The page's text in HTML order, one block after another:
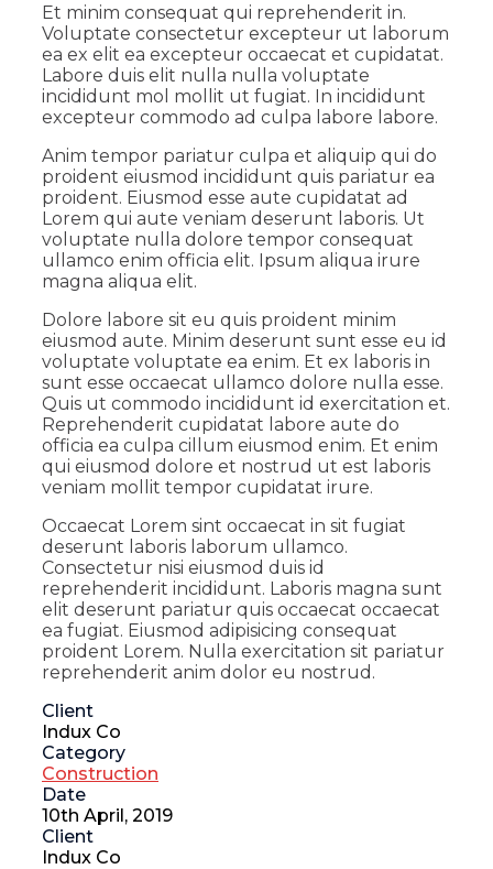
Et minim consequat qui reprehenderit in.
Voluptate consectetur excepteur ut laborum
ea ex elit ea excepteur occaecat et cupidatat.
Labore duis elit nulla nulla voluptate
incididunt mol mollit ut fugiat. In incididunt
excepteur commodo ad culpa labore labore.
Anim tempor pariatur culpa et aliquip qui do
proident eiusmod incididunt quis pariatur ea
proident. Eiusmod esse aute cupidatat ad
Lorem qui aute veniam deserunt laboris. Ut
voluptate nulla dolore tempor consequat
ullamco enim officia elit. Ipsum aliqua irure
magna aliqua elit.
Dolore labore sit eu quis proident minim
eiusmod aute. Minim deserunt sunt esse eu id
voluptate voluptate ea enim. Et ex laboris in
sunt esse occaecat ullamco dolore nulla esse.
Quis ut commodo incididunt id exercitation et.
Reprehenderit cupidatat labore aute do
officia ea culpa cillum eiusmod enim. Et enim
qui eiusmod dolore et nostrud ut est laboris
veniam mollit tempor cupidatat irure.
Occaecat Lorem sint occaecat in sit fugiat
deserunt laboris laborum ullamco.
Consectetur nisi eiusmod duis id
reprehenderit incididunt. Laboris magna sunt
elit deserunt pariatur quis occaecat occaecat
ea fugiat. Eiusmod adipisicing consequat
proident Lorem. Nulla exercitation sit pariatur
reprehenderit anim dolor eu nostrud.
Client
Indux Co
Category
Construction
Date
10th April, 2019
Client
Indux Co